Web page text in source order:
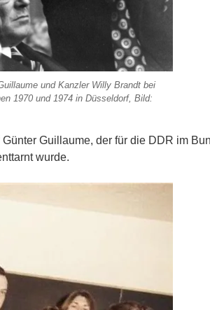
und Kanzler Willy Brandt bei
1970 und 1974 in Düsseldorf, Bild:
Günter Guillaume, der für die DDR im
wurde.